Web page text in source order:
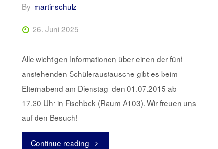
By martinschulz
26. Juni 2025
Alle wichtigen Informationen über einen der fünf
anstehenden Schüleraustausche gibt es beim
Elternabend am Dienstag, den 01.07.2015 ab
17.30 Uhr in Fischbek (Raum A103). Wir freuen uns
auf den Besuch!
Continue reading "Elternabend